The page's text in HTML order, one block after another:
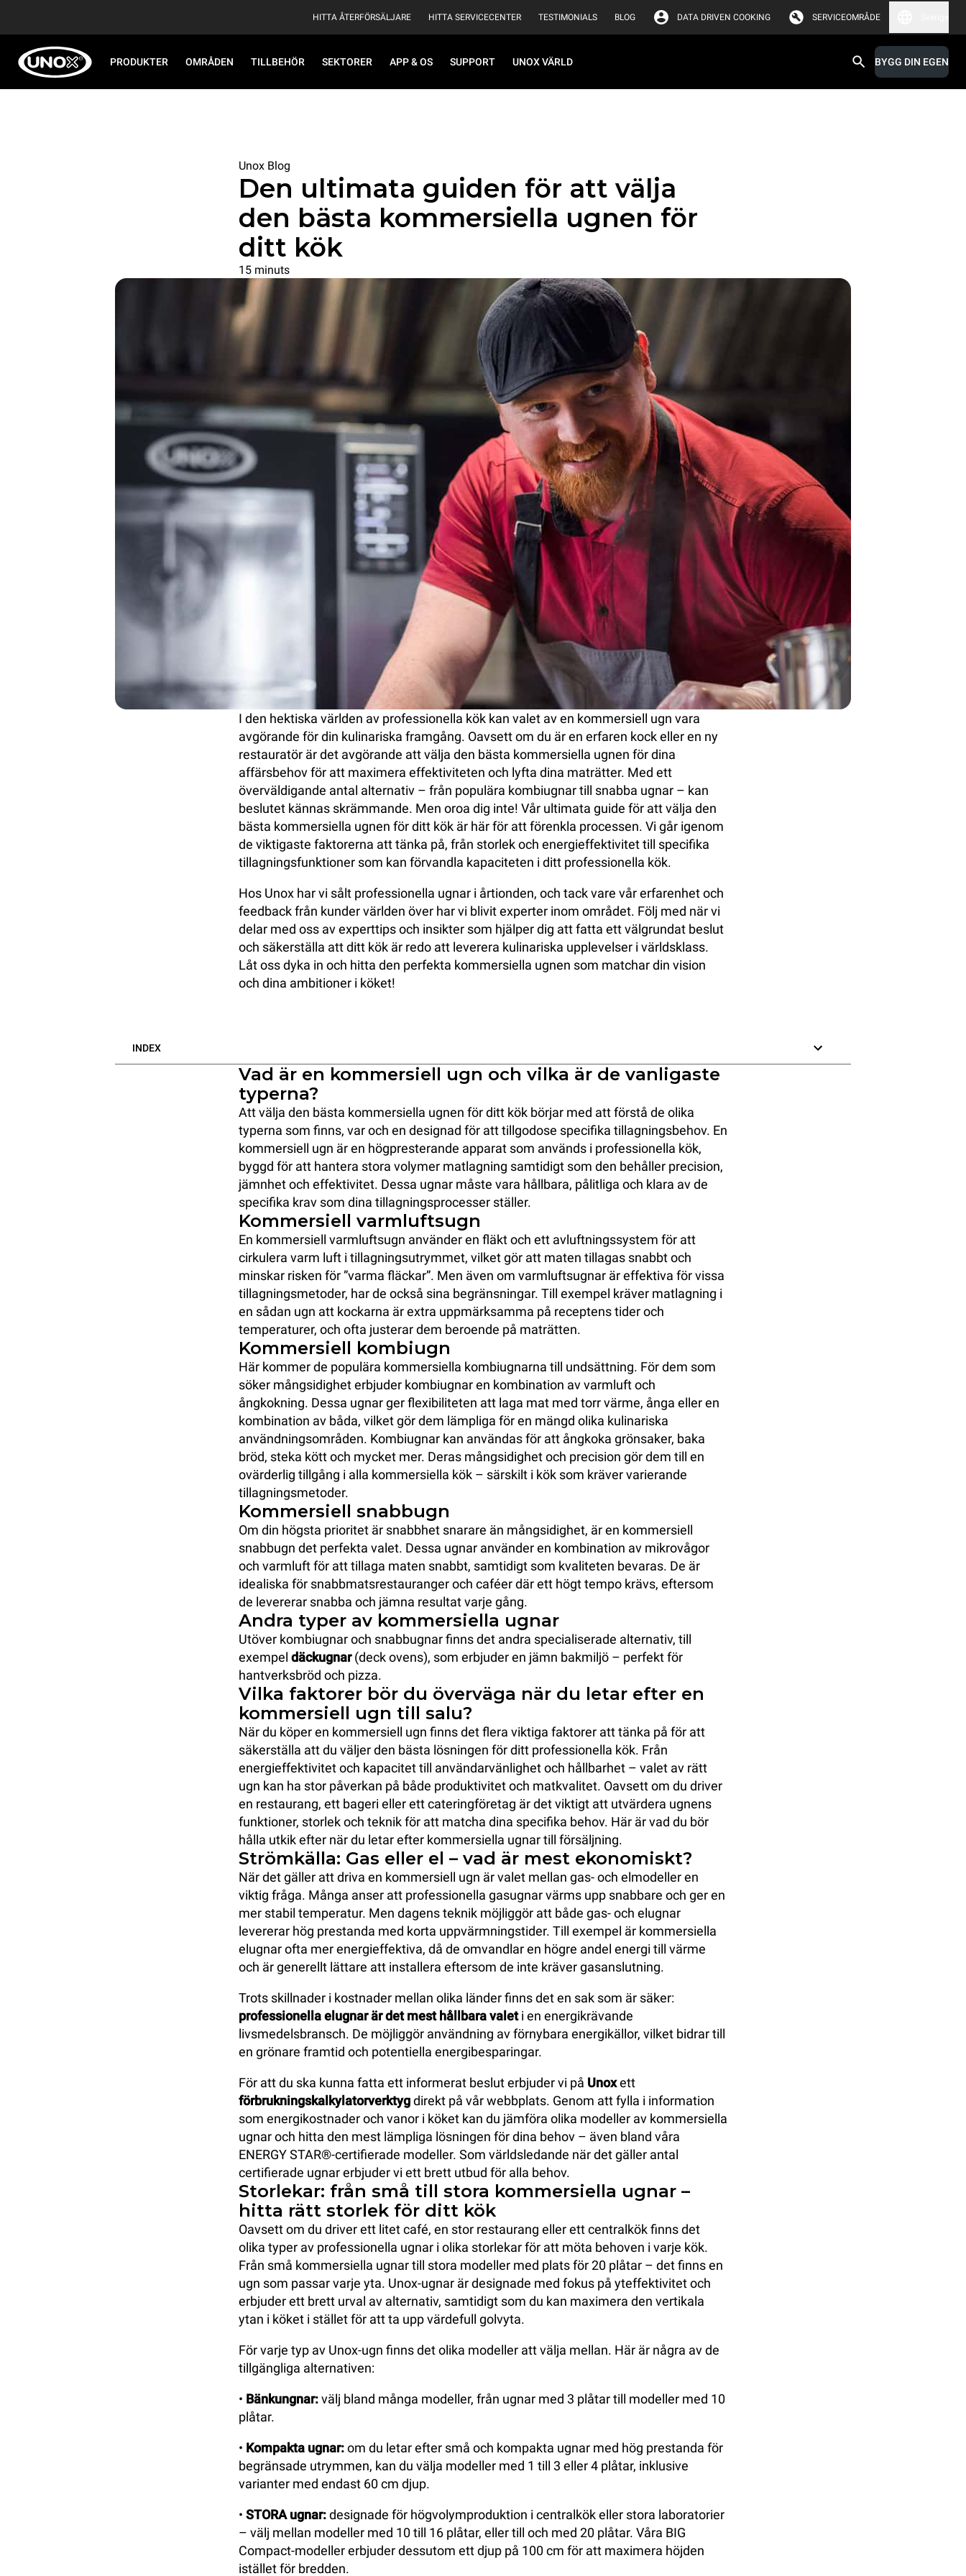
HITTA ÅTERFÖRSÄLJARE HITTA SERVICECENTER TESTIMONIALS BLOG DATA DRIVEN COOKING SERVICEOMRÅDE
PRODUKTER OMRÅDEN TILLBEHÖR SEKTORER APP & OS SUPPORT UNOX VÄRLD BYGG DIN EGEN
Unox Blog
Den ultimata guiden för att välja
den bästa kommersiella ugnen för
ditt kök
15 minuts
I den hektiska världen av professionella kök kan valet av en kommersiell ugn vara
avgörande för din kulinariska framgång. Oavsett om du är en erfaren kock eller en ny
restauratör är det avgörande att välja den bästa kommersiella ugnen för dina
affärsbehov för att maximera effektiviteten och lyfta dina maträtter. Med ett
överväldigande antal alternativ – från populära kombiugnar till snabba ugnar – kan
beslutet kännas skrämmande. Men oroa dig inte! Vår ultimata guide för att välja den
bästa kommersiella ugnen för ditt kök är här för att förenkla processen. Vi går igenom
de viktigaste faktorerna att tänka på, från storlek och energieffektivitet till specifika
tillagningsfunktioner som kan förvandla kapaciteten i ditt professionella kök.
Hos Unox har vi sålt professionella ugnar i årtionden, och tack vare vår erfarenhet och
feedback från kunder världen över har vi blivit experter inom området. Följ med när vi
delar med oss av experttips och insikter som hjälper dig att fatta ett välgrundat beslut
och säkerställa att ditt kök är redo att leverera kulinariska upplevelser i världsklass.
Låt oss dyka in och hitta den perfekta kommersiella ugnen som matchar din vision
och dina ambitioner i köket!
INDEX
Vad är en kommersiell ugn och vilka är de vanligaste
typerna?
Att välja den bästa kommersiella ugnen för ditt kök börjar med att förstå de olika
typerna som finns, var och en designad för att tillgodose specifika tillagningsbehov. En
kommersiell ugn är en högpresterande apparat som används i professionella kök,
byggd för att hantera stora volymer matlagning samtidigt som den behåller precision,
jämnhet och effektivitet. Dessa ugnar måste vara hållbara, pålitliga och klara av de
specifika krav som dina tillagningsprocesser ställer.
Kommersiell varmluftsugn
En kommersiell varmluftsugn använder en fläkt och ett avluftningssystem för att
cirkulera varm luft i tillagningsutrymmet, vilket gör att maten tillagas snabbt och
minskar risken för ”varma fläckar”. Men även om varmluftsugnar är effektiva för vissa
tillagningsmetoder, har de också sina begränsningar. Till exempel kräver matlagning i
en sådan ugn att kockarna är extra uppmärksamma på receptens tider och
temperaturer, och ofta justerar dem beroende på maträtten.
Kommersiell kombiugn
Här kommer de populära kommersiella kombiugnarna till undsättning. För dem som
söker mångsidighet erbjuder kombiugnar en kombination av varmluft och
ångkokning. Dessa ugnar ger flexibiliteten att laga mat med torr värme, ånga eller en
kombination av båda, vilket gör dem lämpliga för en mängd olika kulinariska
användningsområden. Kombiugnar kan användas för att ångkoka grönsaker, baka
bröd, steka kött och mycket mer. Deras mångsidighet och precision gör dem till en
ovärderlig tillgång i alla kommersiella kök – särskilt i kök som kräver varierande
tillagningsmetoder.
Kommersiell snabbugn
Om din högsta prioritet är snabbhet snarare än mångsidighet, är en kommersiell
snabbugn det perfekta valet. Dessa ugnar använder en kombination av mikrovågor
och varmluft för att tillaga maten snabbt, samtidigt som kvaliteten bevaras. De är
idealiska för snabbmatsrestauranger och caféer där ett högt tempo krävs, eftersom
de levererar snabba och jämna resultat varje gång.
Andra typer av kommersiella ugnar
Utöver kombiugnar och snabbugnar finns det andra specialiserade alternativ, till
exempel däckugnar(deck ovens), som erbjuder en jämn bakmiljö – perfekt för
hantverksbröd och pizza.
Vilka faktorer bör du överväga när du letar efter en
kommersiell ugn till salu?
När du köper en kommersiell ugn finns det flera viktiga faktorer att tänka på för att
säkerställa att du väljer den bästa lösningen för ditt professionella kök. Från
energieffektivitet och kapacitet till användarvänlighet och hållbarhet – valet av rätt
ugn kan ha stor påverkan på både produktivitet och matkvalitet. Oavsett om du driver
en restaurang, ett bageri eller ett cateringföretag är det viktigt att utvärdera ugnens
funktioner, storlek och teknik för att matcha dina specifika behov. Här är vad du bör
hålla utkik efter när du letar efter kommersiella ugnar till försäljning.
Strömkälla: Gas eller el – vad är mest ekonomiskt?
När det gäller att driva en kommersiell ugn är valet mellan gas- och elmodeller en
viktig fråga. Många anser att professionella gasugnar värms upp snabbare och ger en
mer stabil temperatur. Men dagens teknik möjliggör att både gas- och elugnar
levererar hög prestanda med korta uppvärmningstider. Till exempel är kommersiella
elugnar ofta mer energieffektiva, då de omvandlar en högre andel energi till värme
och är generellt lättare att installera eftersom de inte kräver gasanslutning.
Trots skillnader i kostnader mellan olika länder finns det en sak som är säker:
professionella elugnar är det mest hållbara valeti en energikrävande
livsmedelsbransch. De möjliggör användning av förnybara energikällor, vilket bidrar till
en grönare framtid och potentiella energibesparingar.
För att du ska kunna fatta ett informerat beslut erbjuder vi på Unoxett
förbrukningskalkylatorverktygdirekt på vår webbplats. Genom att fylla i information
som energikostnader och vanor i köket kan du jämföra olika modeller av kommersiella
ugnar och hitta den mest lämpliga lösningen för dina behov – även bland våra
ENERGY STAR®-certifierade modeller. Som världsledande när det gäller antal
certifierade ugnar erbjuder vi ett brett utbud för alla behov.
Storlekar: från små till stora kommersiella ugnar –
hitta rätt storlek för ditt kök
Oavsett om du driver ett litet café, en stor restaurang eller ett centralkök finns det
olika typer av professionella ugnar i olika storlekar för att möta behoven i varje kök.
Från små kommersiella ugnar till stora modeller med plats för 20 plåtar – det finns en
ugn som passar varje yta. Unox-ugnar är designade med fokus på yteffektivitet och
erbjuder ett brett urval av alternativ, samtidigt som du kan maximera den vertikala
ytan i köket i stället för att ta upp värdefull golvyta.
För varje typ av Unox-ugn finns det olika modeller att välja mellan. Här är några av de
tillgängliga alternativen:
• Bänkungnar:välj bland många modeller, från ugnar med 3 plåtar till modeller med 10
plåtar.
• Kompakta ugnar:om du letar efter små och kompakta ugnar med hög prestanda för
begränsade utrymmen, kan du välja modeller med 1 till 3 eller 4 plåtar, inklusive
varianter med endast 60 cm djup.
• STORA ugnar:designade för högvolymproduktion i centralkök eller stora laboratorier
– välj mellan modeller med 10 till 16 plåtar, eller till och med 20 plåtar. Våra BIG
Compact-modeller erbjuder dessutom ett djup på 100 cm för att maximera höjden
istället för bredden.